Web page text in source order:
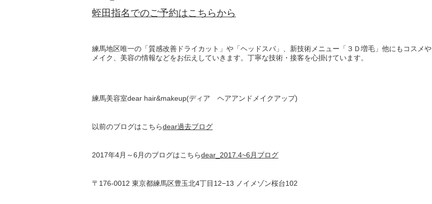
蛭田指名でのご予約はこちらから
練馬地区唯一の「質感改善ドライカット」や「ヘッドスパ」、新技術メニュー「３Ｄ増毛」他にもコスメや
メイク、美容の情報などをお伝えしていきます。丁寧な技術・接客を心掛けています。
練馬美容室dear hair&makeup(ディア ヘアアンドメイクアップ)
以前のブログはこちらdear過去ブログ
2017年4月～6月のブログはこちらdear_2017.4~6月ブログ
〒176-0012 東京都練馬区豊玉北4丁目12−13 ノイメゾン桜台102